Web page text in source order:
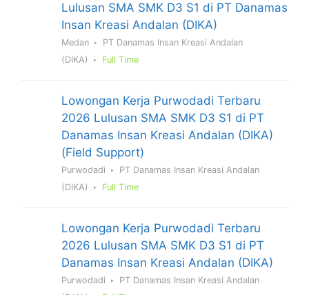
Lulusan SMA SMK D3 S1 di PT Danamas
Insan Kreasi Andalan (DIKA)
Medan
PT Danamas Insan Kreasi Andalan
(DIKA)
Full Time
Lowongan Kerja Purwodadi Terbaru
2026 Lulusan SMA SMK D3 S1 di PT
Danamas Insan Kreasi Andalan (DIKA)
(Field Support)
Purwodadi
PT Danamas Insan Kreasi Andalan
(DIKA)
Full Time
Lowongan Kerja Purwodadi Terbaru
2026 Lulusan SMA SMK D3 S1 di PT
Danamas Insan Kreasi Andalan (DIKA)
Purwodadi
PT Danamas Insan Kreasi Andalan